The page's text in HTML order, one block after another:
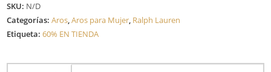
SKU: N/D
Categorías:Aros,Aros para Mujer, Ralph Lauren
Etiqueta:60% EN TIENDA